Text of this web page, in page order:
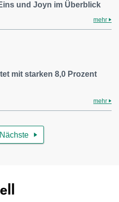
und Joyn im Überblick
mehr
mit starken 8,0 Prozent
mehr
Nächste 